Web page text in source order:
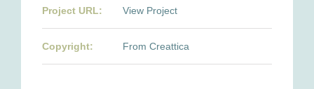
Project URL: View Project
Copyright: From Creattica